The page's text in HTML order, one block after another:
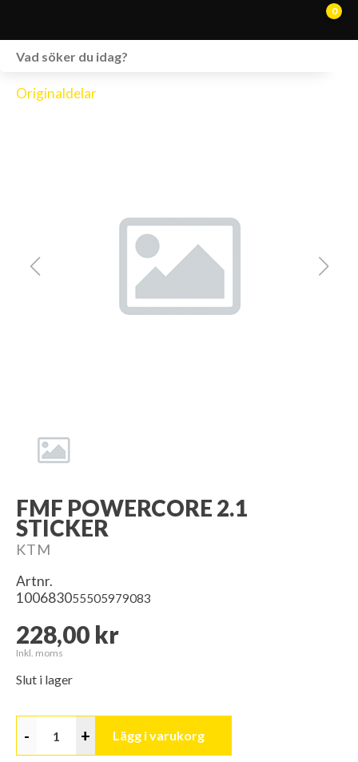
0
KONTAKT
Originaldelar
FMF POWERCORE 2.1
STICKER
KTM
Artnr.
100683055505979083
228,00 kr
Inkl. moms
Slut i lager
- + Lägg i varukorg